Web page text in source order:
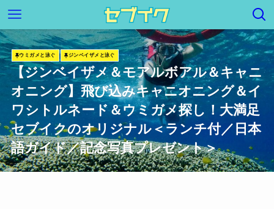
ウミガメと泳ぐ ジンベイザメと泳ぐ
【ジンベイザメ＆モアルボアル＆キャニ
オニング】飛び込みキャニオニング＆イ
ワシトルネード＆ウミガメ探し！大満足
セブイクのオリジナル＜ランチ付／日本
語ガイド／記念写真プレゼント＞